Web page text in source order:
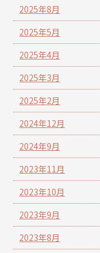
2025年8月
2025年5月
2025年4月
2025年3月
2025年2月
2024年12月
2024年9月
2023年11月
2023年10月
2023年9月
2023年8月